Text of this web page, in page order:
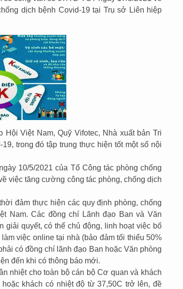
dịch bệnh Covid-19 tại Trụ sở Liên hiệp
Việt Nam, Quỹ Vifotec, Nhà xuất bản Tri
trong đó tập trung thực hiện tốt một số nội
10/5/2021 của Tổ Công tác phòng chống
việc tăng cường công tác phòng, chống dịch
đảm thực hiện các quy định phòng, chống
Nam. Các đồng chí Lãnh đạo Ban và Văn
quyết, có thể chủ động, linh hoạt việc bố
việc online tại nhà (bảo đảm tối thiểu 50%
có đồng chí lãnh đạo Ban hoặc Văn phòng
đến khi có thông báo mới.
nhiệt cho toàn bộ cán bộ Cơ quan và khách
khách có nhiệt độ từ 37,50C trở lên, đề